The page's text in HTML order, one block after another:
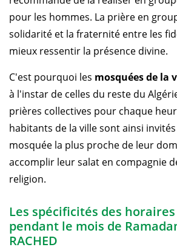
pour les hommes. La prière en
solidarité et la fraternité entre les
mieux ressentir la présence divine.
C'est pourquoi les mosquées de la
à l'instar de celles du reste du
prières collectives pour chaque
habitants de la ville sont ainsi
mosquée la plus proche de leur
accomplir leur salat en compagnie
religion.
Les spécificités des
pendant le mois de
RACHED